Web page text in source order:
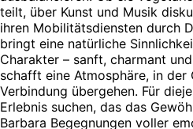
teilt, über Kunst und Musik
ihren Mobilitätsdiensten durch
bringt eine natürliche
Charakter – sanft, charmant
schafft eine Atmosphäre, in der
Verbindung übergehen. Für
Erlebnis suchen, das das
Barbara Begegnungen voller